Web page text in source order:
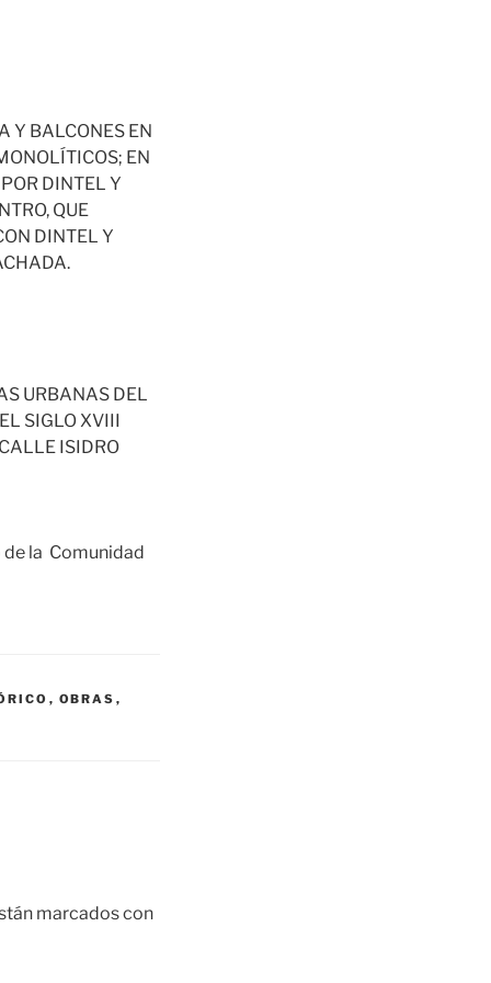
Y BALCONES EN
EN
DINTEL Y
QUE
DINTEL Y
URBANAS DEL
SIGLO XVIII
ISIDRO
la Comunidad
, OBRAS ,
marcados con